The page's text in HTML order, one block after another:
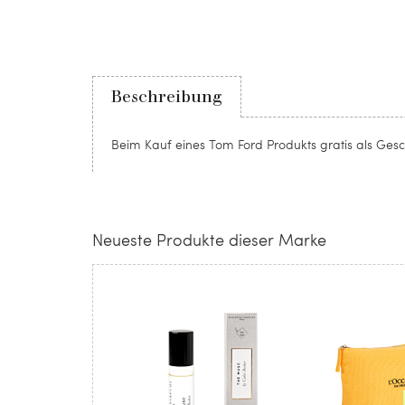
Beschreibung
Beim Kauf eines Tom Ford Produkts gratis als
Neueste Produkte dieser Marke